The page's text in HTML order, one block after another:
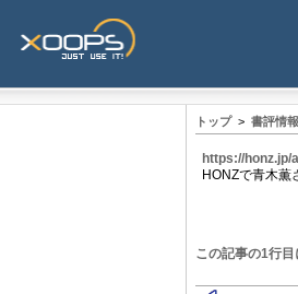
トップ> 書評情報
https://honz.jp/
HONZで青木薫
この記事の1行目